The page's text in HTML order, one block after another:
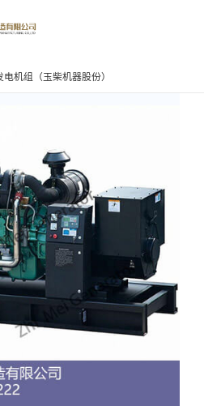
机组（玉柴机器股份）